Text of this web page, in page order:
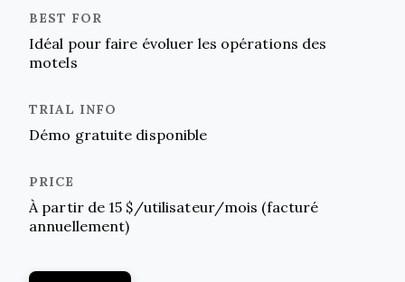
Idéal pour faire évoluer les opérations des
motels
Démo gratuite disponible
À partir de 15 $/utilisateur/mois (facturé
annuellement)